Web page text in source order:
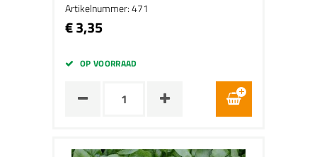
Artikelnummer: 471
€ 3,35
OP VOORRAAD